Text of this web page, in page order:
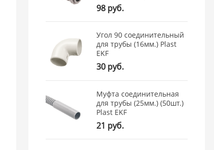
98 руб.
Угол 90 соединительный
для трубы (16мм.) Plast
EKF
30 руб.
Муфта соединительная
для трубы (25мм.) (50шт.)
Plast EKF
21 руб.